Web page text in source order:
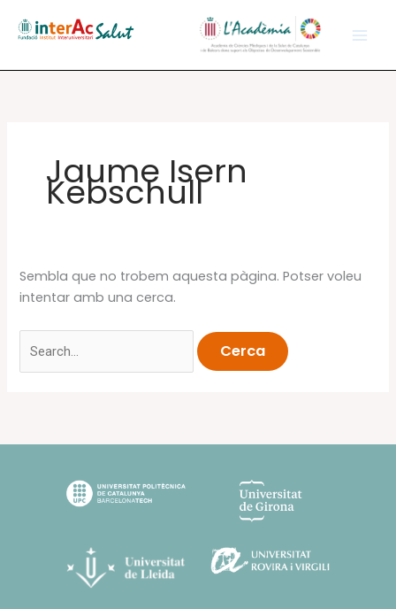
Jaume Isern
Kebschull
Sembla que no trobem aquesta pàgina. Potser voleu
intentar amb una cerca.